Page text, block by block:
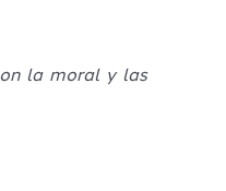
la moral y las